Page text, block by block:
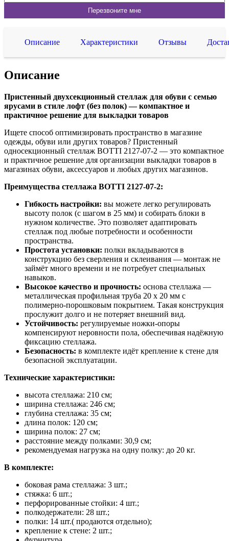
Описание Характеристики Отзывы
Описание
Пристенный двухсекционный стеллаж для обуви с семью
ярусами в стиле лофт (без полок) — компактное и
практичное решение для выкладки товаров
Ищете способ оптимизировать пространство в магазине
одежды, обуви или других товаров? Пристенный
односекционный стеллаж BOTTI 2127-07-2 — это компактное
и практичное решение для организации выкладки товаров в
магазинах обуви, аксессуаров и любых других магазинов.
Преимущества стеллажа BOTTI 2127-07-2:
Гибкость настройки: вы можете легко регулировать
высоту полок (с шагом в 25 мм) и собирать блоки в
нужном количестве. Это позволяет адаптировать
стеллаж под любые потребности и особенности
пространства.
Простота установки: полки вкладываются в
конструкцию без сверления и склеивания — монтаж не
займёт много времени и не потребует специальных
навыков.
Высокое качество и прочность: основа стеллажа —
металлическая профильная труба 20 х 20 мм с
полимерно-порошковым покрытием. Такая конструкция
прослужит долго и не потеряет внешний вид.
Устойчивость: регулируемые ножки-опоры
компенсируют неровности пола, обеспечивая надёжную
фиксацию стеллажа.
Безопасность: в комплекте идёт крепление к стене для
безопасной эксплуатации.
Технические характеристики:
высота стеллажа: 210 см;
ширина стеллажа: 246 см;
глубина стеллажа: 35 см;
длина полок: 120 см;
ширина полок: 27 см;
расстояние между полками: 30,9 см;
рекомендуемая нагрузка на одну полку: до 20 кг.
В комплекте:
боковая рама стеллажа: 3 шт.;
стяжка: 6 шт.;
перфорированные стойки: 4 шт.;
полкодержатели: 28 шт.;
полки: 14 шт.( продаются отдельно);
крепление к стене: 2 шт.;